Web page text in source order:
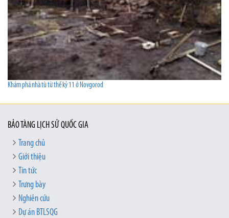
Khám phá nhà tù từ thế kỷ 11 ở Novgorod
BẢO TÀNG LỊCH SỬ QUỐC GIA
Trang chủ
Giới thiệu
Tin tức
Trưng bày
Nghiên cứu
Dự án BTLSQG